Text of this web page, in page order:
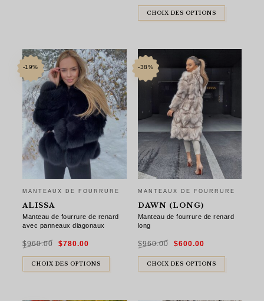
était :
$940.00.
est :
$770.00.
CHOIX DES OPTIONS
-19%
MANTEAUX DE FOURRURE
ALISSA
Manteau de fourrure de renard
avec panneaux diagonaux
$960.00
Le
prix
était :
$960.00.
$780.00
est :
$780.00.
CHOIX DES OPTIONS
-38%
MANTEAUX DE FOURRURE
DAWN (LONG)
Manteau de fourrure de renard
long
$960.00
Le
prix
était :
$960.00.
$600.00prix
est :
$600.00.
CHOIX DES OPTIONS